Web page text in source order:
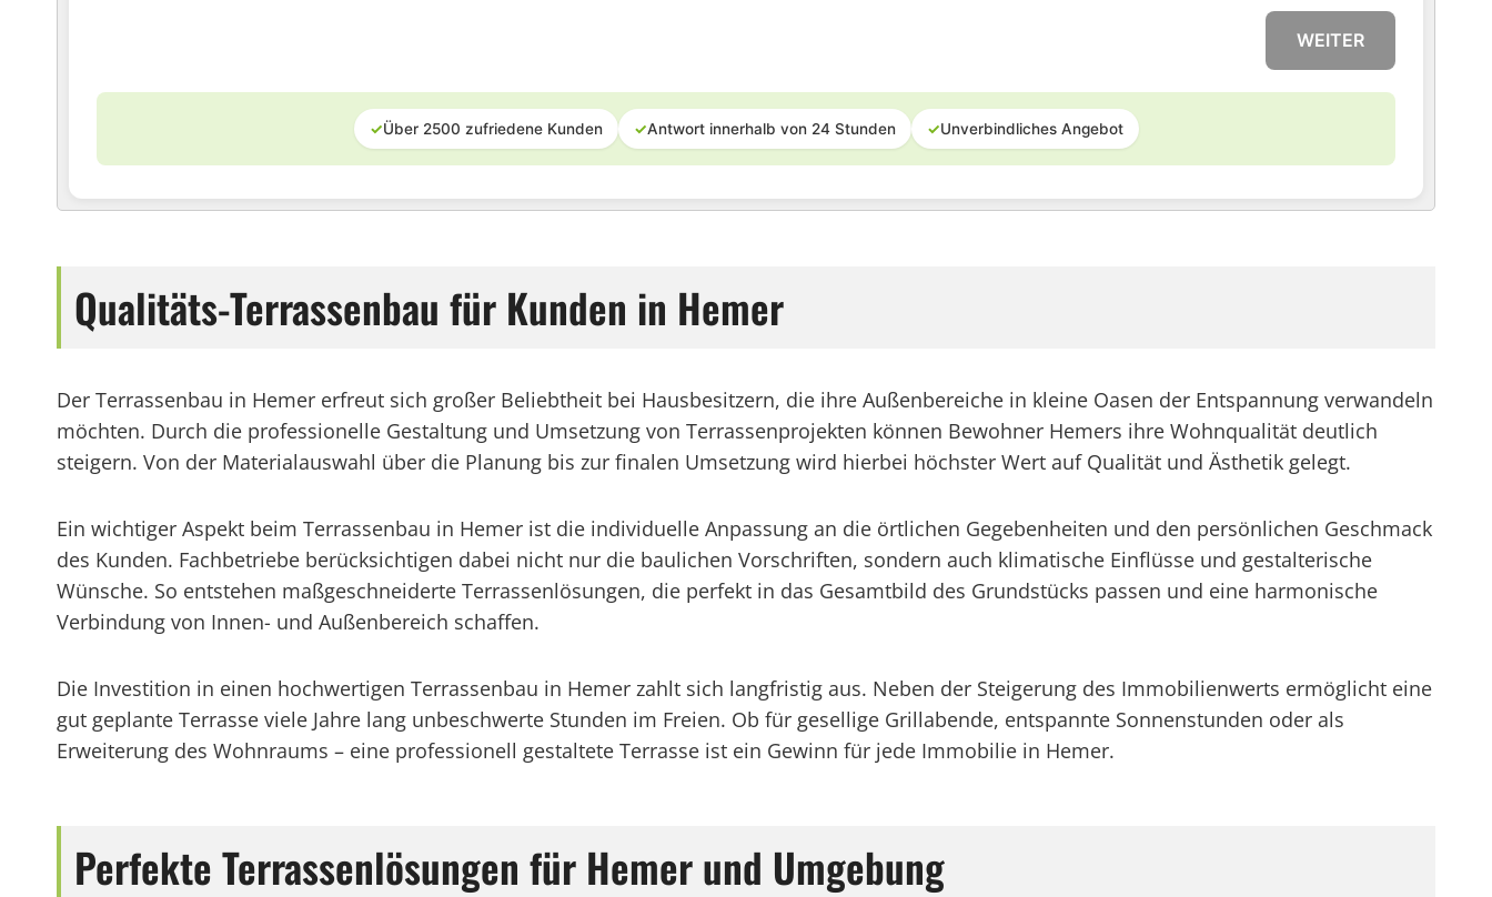
WEITER
✓Über 2500 zufriedene Kunden ✓Antwort innerhalb von 24 Stunden ✓Unverbindliches Angebot
Qualitäts-Terrassenbau für Kunden in Hemer
Der Terrassenbau in Hemer erfreut sich großer Beliebtheit bei Hausbesitzern, die ihre Außenbereiche in kleine Oasen der Entspannung verwandeln
möchten. Durch die professionelle Gestaltung und Umsetzung von Terrassenprojekten können Bewohner Hemers ihre Wohnqualität deutlich
steigern. Von der Materialauswahl über die Planung bis zur finalen Umsetzung wird hierbei höchster Wert auf Qualität und Ästhetik gelegt.
Ein wichtiger Aspekt beim Terrassenbau in Hemer ist die individuelle Anpassung an die örtlichen Gegebenheiten und den persönlichen Geschmack
des Kunden. Fachbetriebe berücksichtigen dabei nicht nur die baulichen Vorschriften, sondern auch klimatische Einflüsse und gestalterische
Wünsche. So entstehen maßgeschneiderte Terrassenlösungen, die perfekt in das Gesamtbild des Grundstücks passen und eine harmonische
Verbindung von Innen- und Außenbereich schaffen.
Die Investition in einen hochwertigen Terrassenbau in Hemer zahlt sich langfristig aus. Neben der Steigerung des Immobilienwerts ermöglicht eine
gut geplante Terrasse viele Jahre lang unbeschwerte Stunden im Freien. Ob für gesellige Grillabende, entspannte Sonnenstunden oder als
Erweiterung des Wohnraums – eine professionell gestaltete Terrasse ist ein Gewinn für jede Immobilie in Hemer.
Perfekte Terrassenlösungen für Hemer und Umgebung